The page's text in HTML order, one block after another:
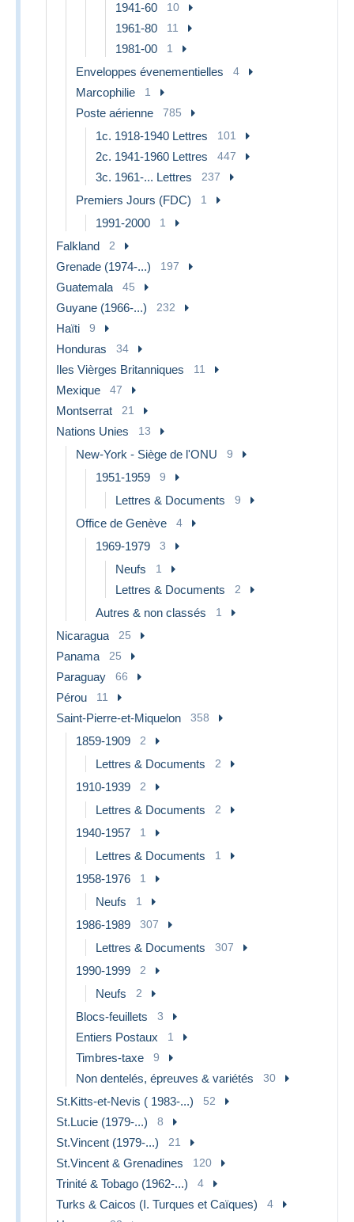
1941-60 10
1961-80 11
1981-00 1
Enveloppes évenementielles 4
Marcophilie 1
Poste aérienne 785
1c. 1918-1940 Lettres 101
2c. 1941-1960 Lettres 447
3c. 1961-... Lettres 237
Premiers Jours (FDC) 1
1991-2000 1
Falkland 2
Grenade (1974-...) 197
Guatemala 45
Guyane (1966-...) 232
Haïti 9
Honduras 34
Iles Vièrges Britanniques 11
Mexique 47
Montserrat 21
Nations Unies 13
New-York - Siège de l'ONU 9
1951-1959 9
Lettres & Documents 9
Office de Genève 4
1969-1979 3
Neufs 1
Lettres & Documents 2
Autres & non classés 1
Nicaragua 25
Panama 25
Paraguay 66
Pérou 11
Saint-Pierre-et-Miquelon 358
1859-1909 2
Lettres & Documents 2
1910-1939 2
Lettres & Documents 2
1940-1957 1
Lettres & Documents 1
1958-1976 1
Neufs 1
1986-1989 307
Lettres & Documents 307
1990-1999 2
Neufs 2
Blocs-feuillets 3
Entiers Postaux 1
Timbres-taxe 9
Non dentelés, épreuves & variétés 30
St.Kitts-et-Nevis ( 1983-...) 52
St.Lucie (1979-...) 8
St.Vincent (1979-...) 21
St.Vincent & Grenadines 120
Trinité & Tobago (1962-...) 4
Turks & Caicos (I. Turques et Caïques) 4